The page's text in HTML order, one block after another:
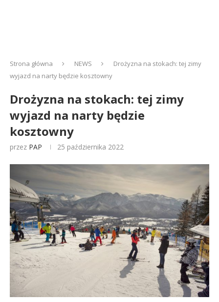
Strona główna NEWS
Drożyzna na stokach: tej zimy
wyjazd na narty będzie kosztowny
Drożyzna na stokach: tej zimy
wyjazd na narty będzie
kosztowny
przez PAP 25 października 2022